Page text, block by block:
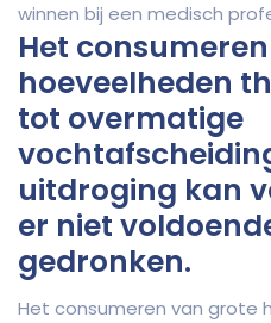
winnen bij een medisch
Het
hoeveelheden
tot overmatige
uitdroging kan
er niet
gedronken.
Het consumeren van grote